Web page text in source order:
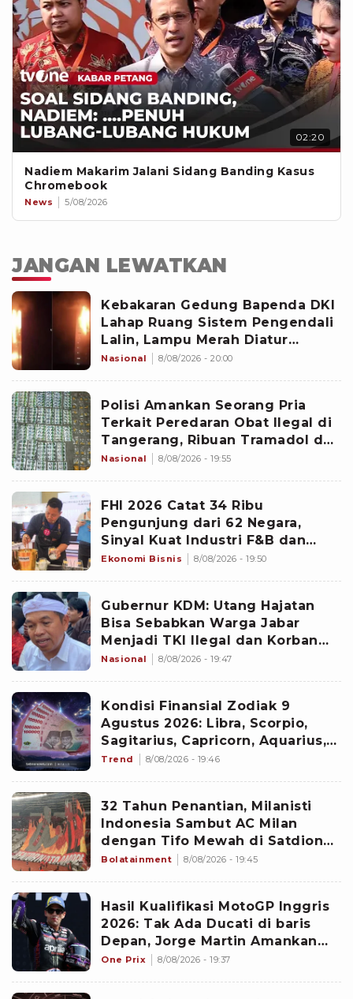
02:20
Nadiem Makarim Jalani Sidang Banding Kasus
Chromebook
News 5/08/2026
JANGAN LEWATKAN
Kebakaran Gedung Bapenda DKI
Lahap Ruang Sistem Pengendali
Lalin, Lampu Merah Diatur
Manual Sementara
Nasional 8/08/2026 - 20:00
Polisi Amankan Seorang Pria
Terkait Peredaran Obat Ilegal di
Tangerang, Ribuan Tramadol dan
Hexymer Ikut Disita
Nasional 8/08/2026 - 19:55
FHI 2026 Catat 34 Ribu
Pengunjung dari 62 Negara,
Sinyal Kuat Industri F&B dan
Hospitality Indonesia
Ekonomi Bisnis 8/08/2026 - 19:50
Gubernur KDM: Utang Hajatan
Bisa Sebabkan Warga Jabar
Menjadi TKI Ilegal dan Korban
TPPO
Nasional 8/08/2026 - 19:47
Kondisi Finansial Zodiak 9
Agustus 2026: Libra, Scorpio,
Sagitarius, Capricorn, Aquarius,
dan Pisces
Trend 8/08/2026 - 19:46
32 Tahun Penantian, Milanisti
Indonesia Sambut AC Milan
dengan Tifo Mewah di Satdion
Gelora Bung Karno
Bolatainment 8/08/2026 - 19:45
Hasil Kualifikasi MotoGP Inggris
2026: Tak Ada Ducati di baris
Depan, Jorge Martin Amankan
Pole Position di Silverstone
One Prix 8/08/2026 - 19:37